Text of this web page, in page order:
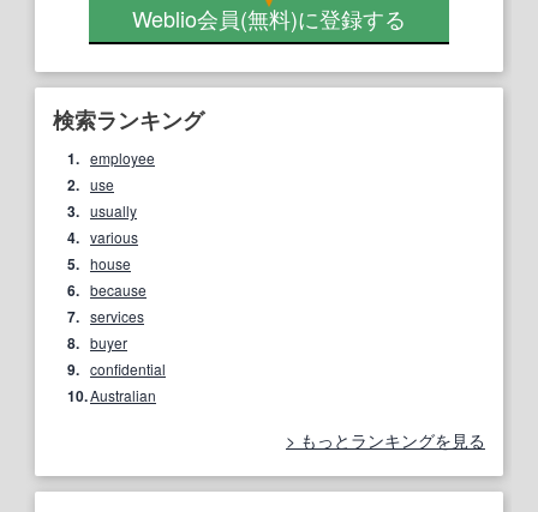
Weblio会員(無料)に登録する
検索ランキング
1. employee
2. use
3. usually
4. various
5. house
6. because
7. services
8. buyer
9. confidential
10.Australian
もっとランキングを見る